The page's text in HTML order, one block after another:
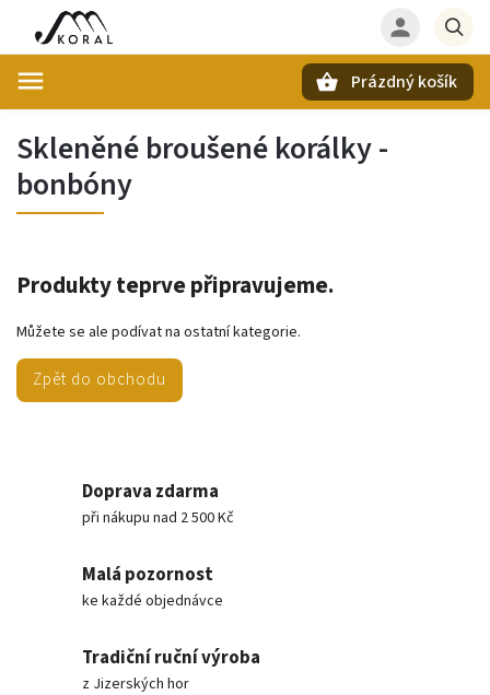
Prázdný košík
Skleněné broušené korálky -
bonbóny
Produkty teprve připravujeme.
Můžete se ale podívat na ostatní kategorie.
Zpět do obchodu
Doprava zdarma
při nákupu nad 2 500 Kč
Malá pozornost
ke každé objednávce
Tradiční ruční výroba
z Jizerských hor